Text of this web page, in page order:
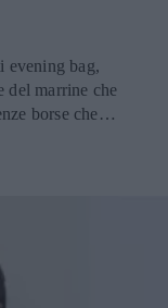
evening bag,
del marrine che
borse che